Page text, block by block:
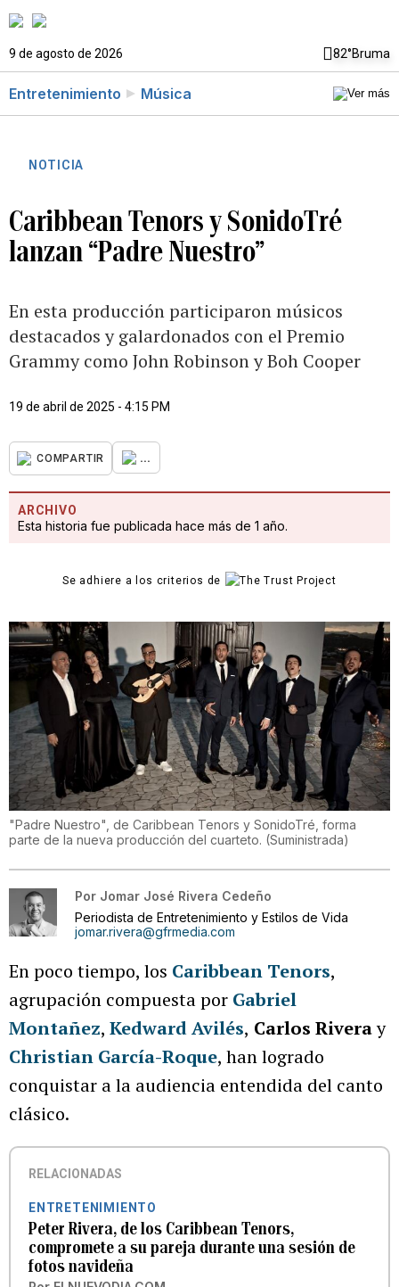
9 de agosto de 2026 82°Bruma
Entretenimiento Música
NOTICIA
Caribbean Tenors y SonidoTré
lanzan “Padre Nuestro”
En esta producción participaron músicos
destacados y galardonados con el Premio
Grammy como John Robinson y Boh Cooper
19 de abril de 2025 - 4:15 PM
COMPARTIR ...
ARCHIVO
Esta historia fue publicada hace más de 1 año.
Se adhiere a los criterios de
"Padre Nuestro", de Caribbean Tenors y SonidoTré, forma
parte de la nueva producción del cuarteto. (Suministrada)
Por Jomar José Rivera Cedeño
Periodista de Entretenimiento y Estilos de Vida
jomar.rivera@gfrmedia.com
En poco tiempo, los Caribbean Tenors,
agrupación compuesta por Gabriel
Montañez, Kedward Avilés, Carlos Riveray
Christian García-Roque, han logrado
conquistar a la audiencia entendida del canto
clásico.
RELACIONADAS
ENTRETENIMIENTO
Peter Rivera, de los Caribbean Tenors,
compromete a su pareja durante una sesión de
fotos navideña